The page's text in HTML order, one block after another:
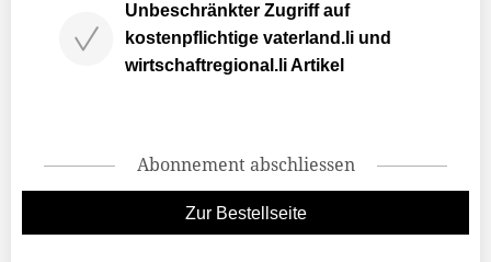
Unbeschränkter Zugriff auf
kostenpflichtige vaterland.li und
wirtschaftregional.li Artikel
Abonnement abschliessen
Zur Bestellseite